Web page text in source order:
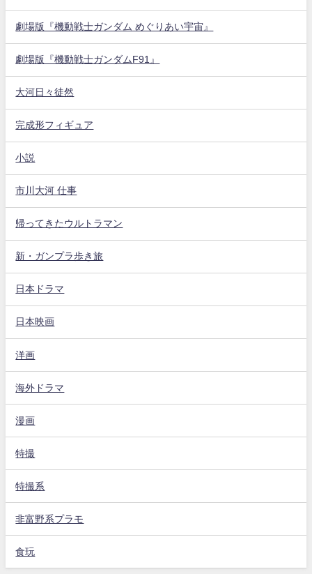
劇場版『機動戦士ガンダム めぐりあい宇宙』
劇場版『機動戦士ガンダムF91』
大河日々徒然
完成形フィギュア
小説
市川大河 仕事
帰ってきたウルトラマン
新・ガンプラ歩き旅
日本ドラマ
日本映画
洋画
海外ドラマ
漫画
特撮
特撮系
非富野系プラモ
食玩